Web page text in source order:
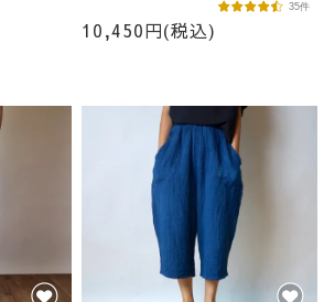
10,450円(税込)
35件